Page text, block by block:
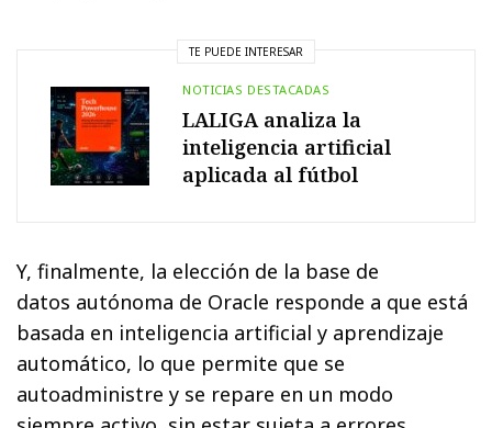
TE PUEDE INTERESAR
NOTICIAS DESTACADAS
LALIGA analiza la
inteligencia artificial
aplicada al fútbol
Y, finalmente, la elección de la base de
datos autónoma de Oracle responde a que está
basada en inteligencia artificial y aprendizaje
automático, lo que permite que se
autoadministre y se repare en un modo